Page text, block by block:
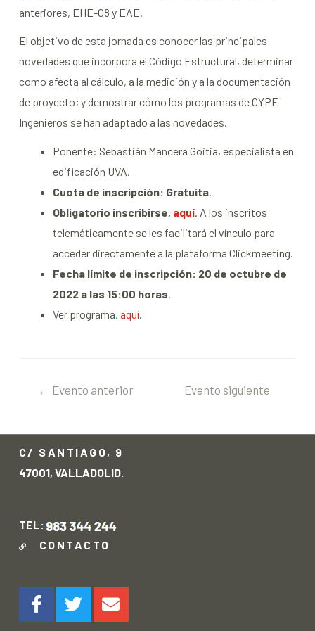
anteriores, EHE-08 y EAE.
El objetivo de esta jornada es conocer las principales
novedades que incorpora el Código Estructural, determinar
como afecta al cálculo, a la medición y a la documentación
de proyecto; y demostrar cómo los programas de CYPE
Ingenieros se han adaptado a las novedades.
Ponente: Sebastián Mancera Goitia, especialista en
edificación UVA.
Cuota de inscripción: Gratuita.
Obligatorio inscribirse, aquí. A los inscritos
telemáticamente se les facilitará el vínculo para
acceder directamente a la plataforma Clickmeeting.
Fecha límite de inscripción: 20 de octubre de
2022 a las 15:00 horas
Ver programa, aquí.
← Evento anterior
Evento siguiente
C/ SANTIAGO, 9
47001, VALLADOLID.
TEL:
CONTACTO